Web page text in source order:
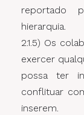
reportado
hierarquia.
2.1.5) Os
exercer
possa ter
conflituar
inserem.